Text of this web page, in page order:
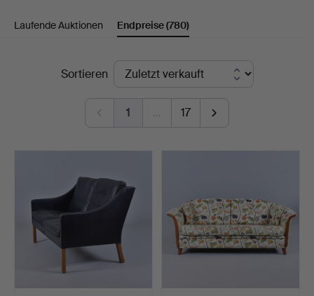
bei
Auktionskammare
Laufende Auktionen Endpreise(780)
EndpreiseSortieren
1 … 17